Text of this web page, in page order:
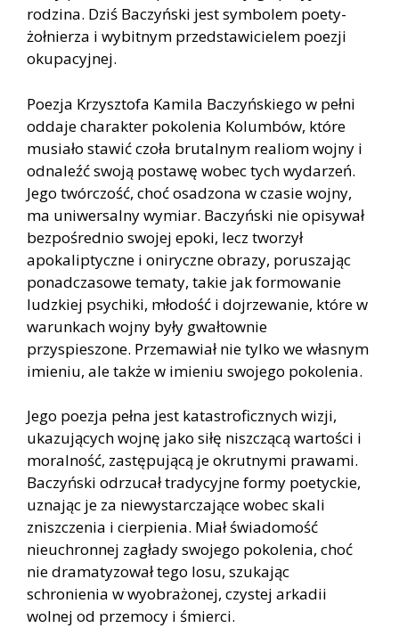
rodzina. Dziś Baczyński jest symbolem poety-
żołnierza i wybitnym przedstawicielem poezji
okupacyjnej.
Poezja Krzysztofa Kamila Baczyńskiego w pełni
oddaje charakter pokolenia Kolumbów, które
musiało stawić czoła brutalnym realiom wojny i
odnaleźć swoją postawę wobec tych wydarzeń.
Jego twórczość, choć osadzona w czasie wojny,
ma uniwersalny wymiar. Baczyński nie opisywał
bezpośrednio swojej epoki, lecz tworzył
apokaliptyczne i oniryczne obrazy, poruszając
ponadczasowe tematy, takie jak formowanie
ludzkiej psychiki, młodość i dojrzewanie, które w
warunkach wojny były gwałtownie
przyspieszone. Przemawiał nie tylko we własnym
imieniu, ale także w imieniu swojego pokolenia.
Jego poezja pełna jest katastroficznych wizji,
ukazujących wojnę jako siłę niszczącą wartości i
moralność, zastępującą je okrutnymi prawami.
Baczyński odrzucał tradycyjne formy poetyckie,
uznając je za niewystarczające wobec skali
zniszczenia i cierpienia. Miał świadomość
nieuchronnej zagłady swojego pokolenia, choć
nie dramatyzował tego losu, szukając
schronienia w wyobrażonej, czystej arkadii
wolnej od przemocy i śmierci.